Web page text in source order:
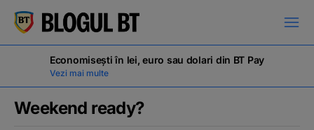
кириллица
Economisești în lei, euro sau dolari din BT Pay
Vezi mai multe
Weekend ready?